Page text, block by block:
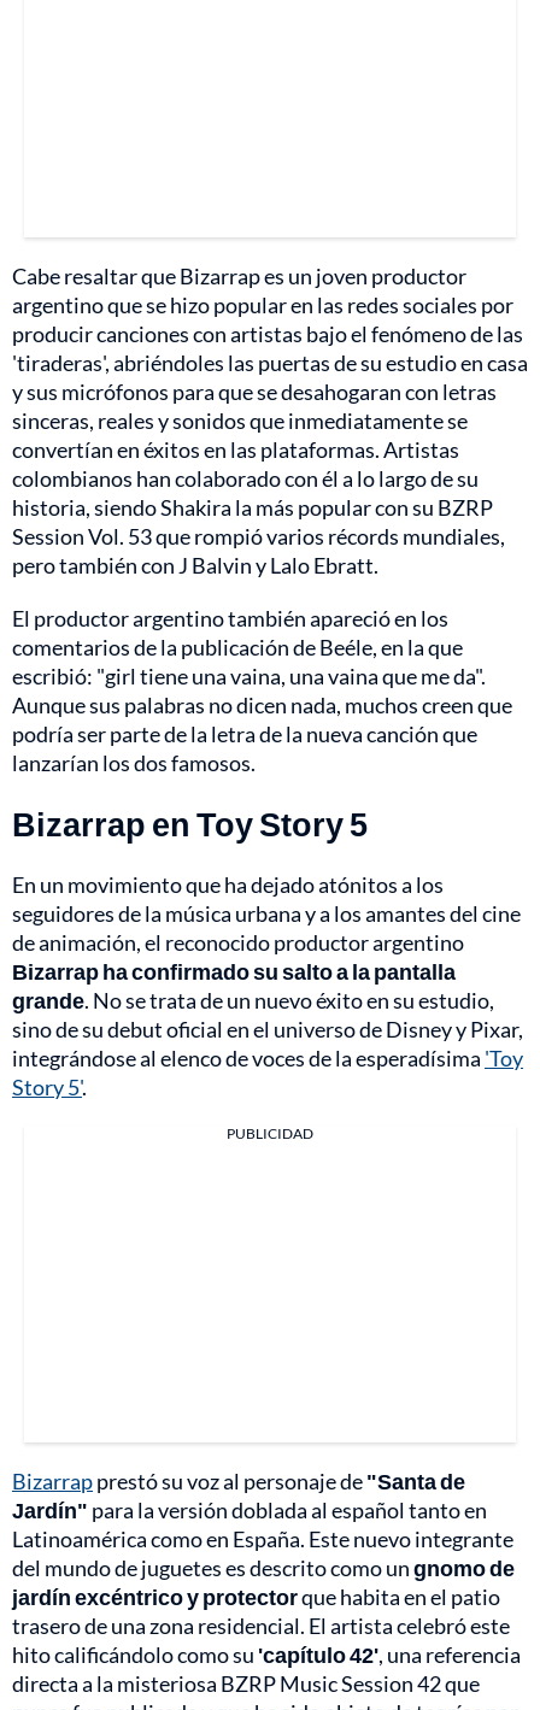
Cabe resaltar que Bizarrap es un joven productor
argentino que se hizo popular en las redes sociales por
producir canciones con artistas bajo el fenómeno de las
'tiraderas', abriéndoles las puertas de su estudio en casa
y sus micrófonos para que se desahogaran con letras
sinceras, reales y sonidos que inmediatamente se
convertían en éxitos en las plataformas. Artistas
colombianos han colaborado con él a lo largo de su
historia, siendo Shakira la más popular con su BZRP
Session Vol. 53 que rompió varios récords mundiales,
pero también con J Balvin y Lalo Ebratt.
El productor argentino también apareció en los
comentarios de la publicación de Beéle, en la que
escribió: "girl tiene una vaina, una vaina que me da".
Aunque sus palabras no dicen nada, muchos creen que
podría ser parte de la letra de la nueva canción que
lanzarían los dos famosos.
Bizarrap en Toy Story 5
En un movimiento que ha dejado atónitos a los
seguidores de la música urbana y a los amantes del cine
de animación, el reconocido productor argentino
Bizarrapha confirmado su salto a la pantalla
grande. No se trata de un nuevo éxito en su estudio,
sino de su debut oficial en el universo de Disney y Pixar,
integrándose al elenco de voces de la esperadísima 'Toy
Story 5'.
PUBLICIDAD
Bizarrapprestó su voz al personaje de"Santa de
Jardín" para la versión doblada al español tanto en
Latinoamérica como en España. Este nuevo integrante
del mundo de juguetes es descrito como ungnomo de
jardín excéntrico y protectorque habita en el patio
trasero de una zona residencial. El artista celebró este
hito calificándolo como su 'capítulo 42', una referencia
directa a la misteriosa BZRP Music Session 42 que